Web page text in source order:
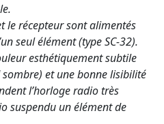
le récepteur sont alimentés
seul élément (type SC-32).
esthétiquement subtile
et une bonne lisibilité
l’horloge radio très
suspendu un élément de